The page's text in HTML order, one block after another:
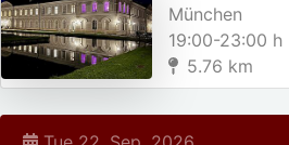
München
19:00-23:00 h
5.76 km